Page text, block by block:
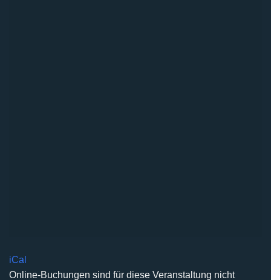
iCal
Online-Buchungen sind für diese Veranstaltung nicht